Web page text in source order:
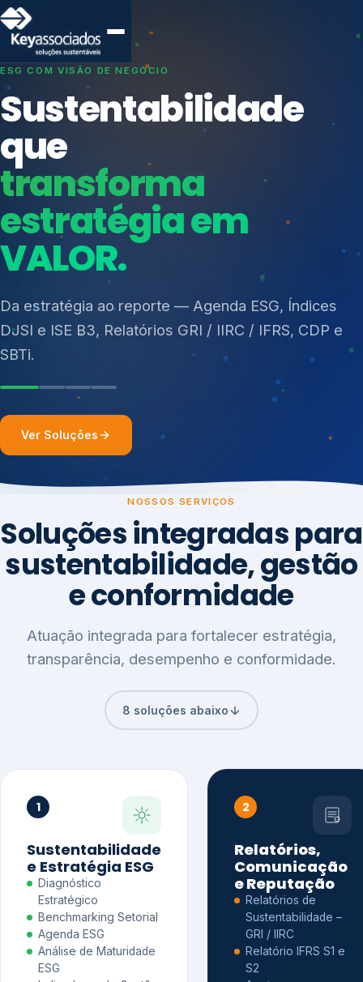
SISTEMAS DE GESTÃO OTIMIZADOS E INTEGRADOS
Conformidade que
protege seu
negócio.
Consultoria, auditoria e treinamentos em ISO 27001,
ISO 27701, ISO 42001, ISO 37001, ISO 9001, ISO
14001, ISO 45001, ONA e PNQ — Gestão de
resíduos sólidos (PGRS/PMGRS).
Índices de Mercado
Mudanças Climáticas
Reputação e Cadeia
Reporte Regulatório
Ver Soluções
NOSSOS SERVIÇOS
Soluções integradas para
sustentabilidade, gestão
e conformidade
Atuação integrada para fortalecer estratégia,
transparência, desempenho e conformidade.
8 soluções abaixo
1
Sustentabilidade
e Estratégia ESG
Diagnóstico
Estratégico
Benchmarking Setorial
Agenda ESG
Análise de Maturidade
ESG
2
Relatórios,
Comunicação
e Reputação
Relatórios de
Sustentabilidade –
GRI / IIRC
Relatório IFRS S1 e
S2